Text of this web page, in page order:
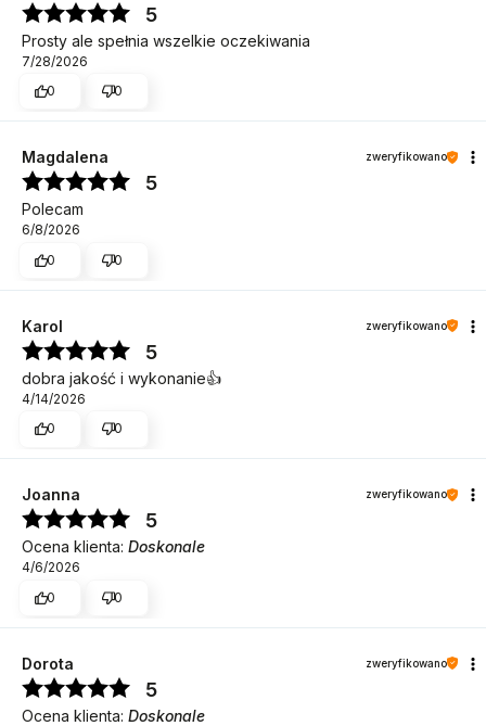
5
Prosty ale spełnia wszelkie oczekiwania
7/28/2026
0
0
Magdalena zweryfikowano
5
Polecam
6/8/2026
0
0
Karol zweryfikowano
5
dobra jakość i wykonanie👍️
4/14/2026
0
0
Joanna zweryfikowano
5
Ocena klienta: Doskonale
4/6/2026
0
0
Dorota zweryfikowano
5
Ocena klienta: Doskonale